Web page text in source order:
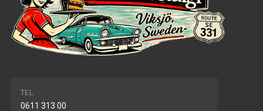
TEL.
0611 313 00